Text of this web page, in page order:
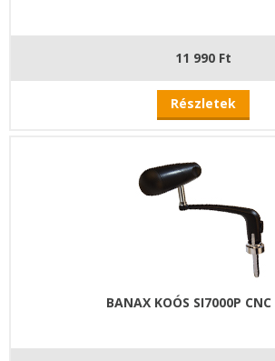
11 990 Ft
Részletek
BANAX KOÓS SI7000P CNC